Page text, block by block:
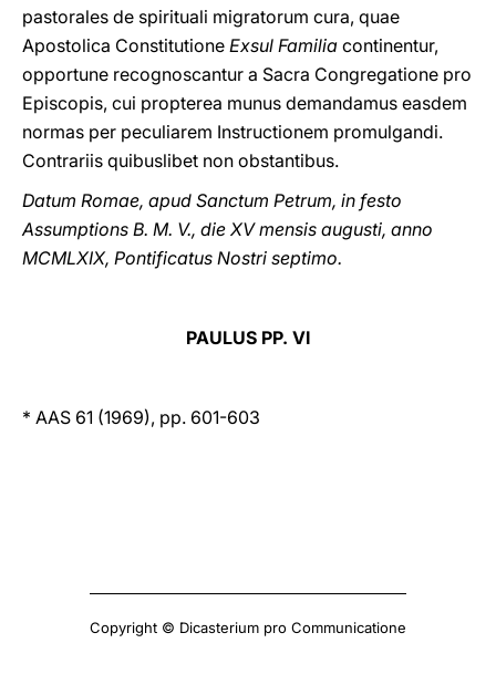
pastorales de spirituali migratorum cura, quae
Apostolica Constitutione Exsul Familia continentur,
opportune recognoscantur a Sacra Congregatiοne pro
Episcopis, cui propterea munus demandamus easdem
normas per peculiarem Instructionem promulgandi.
Contrariis quibuslibet non obstantibus.
Datum Romae, apud Sanctum Petrum, in festo
Assumptions B. M. V., die XV mensis augusti, anno
MCMLXIX, Pontificatus Nostri septimo.
PAULUS PP. VI
* AAS 61 (1969), pp. 601-603
Copyright © Dicasterium pro Communicatione